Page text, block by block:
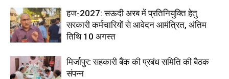
हज-2027: सऊदी अरब में प्रतिनियुक्ति हेतु
सरकारी कर्मचारियों से आवेदन आमंत्रित, अंतिम
तिथि 10 अगस्त
मिर्जापुर: सहकारी बैंक की प्रबंध समिति की बैठक
संपन्न